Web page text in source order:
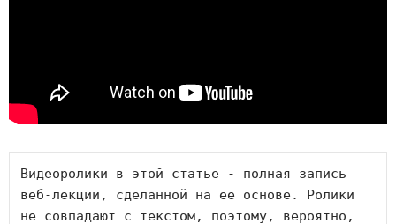
Видеоролики в этой статье - полная запись
веб-лекции, сделанной на ее основе. Ролики
не совпадают с текстом, поэтому, вероятно,